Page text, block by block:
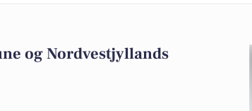
og Nordvestjyllands